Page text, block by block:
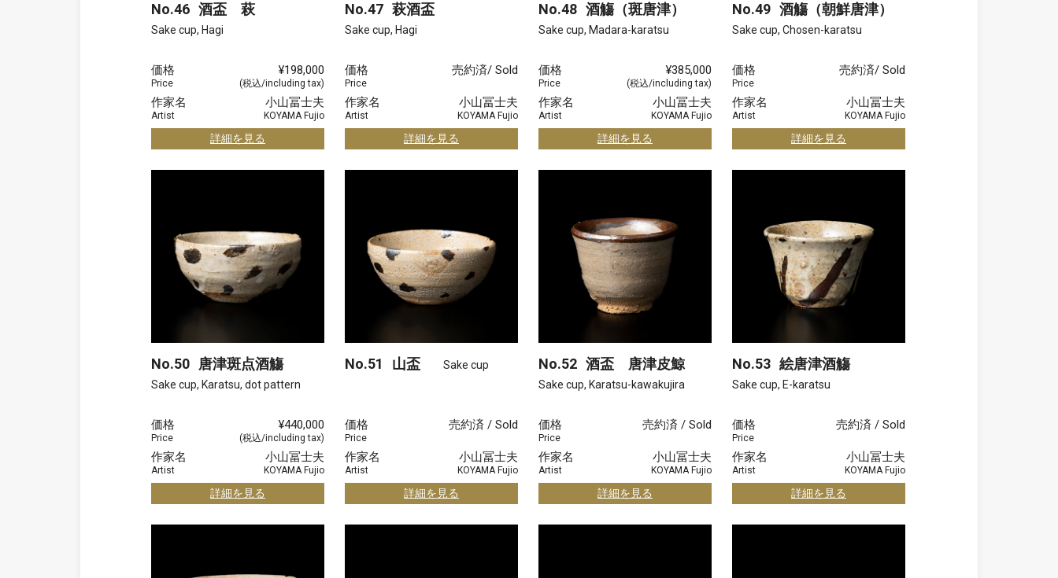
No.46 酒盃 萩
Sake cup, Hagi
価格
Price
¥198,000
(税込/including tax)
作家名
Artist
小山冨士夫
KOYAMA Fujio
詳細を見る
No.47 萩酒盃
Sake cup, Hagi
価格
Price
売約済/ Sold
作家名
Artist
小山冨士夫
KOYAMA Fujio
詳細を見る
No.48 酒觴（斑唐津）
Sake cup, Madara-karatsu
価格
Price
¥385,000
(税込/including tax)
作家名
Artist
小山冨士夫
KOYAMA Fujio
詳細を見る
No.49 酒觴（朝鮮唐津）
Sake cup, Chosen-karatsu
価格
Price
売約済/ Sold
作家名
Artist
小山冨士夫
KOYAMA Fujio
詳細を見る
No.50 唐津斑点酒觴
Sake cup, Karatsu, dot pattern
価格
Price
¥440,000
(税込/including tax)
作家名
Artist
小山冨士夫
KOYAMA Fujio
詳細を見る
No.51 山盃 Sake cup
価格
Price
売約済 / Sold
作家名
Artist
小山冨士夫
KOYAMA Fujio
詳細を見る
No.52 酒盃 唐津皮鯨
Sake cup, Karatsu-kawakujira
価格
Price
売約済 / Sold
作家名
Artist
小山冨士夫
KOYAMA Fujio
詳細を見る
No.53 絵唐津酒觴
Sake cup, E-karatsu
価格
Price
売約済 / Sold
作家名
Artist
小山冨士夫
KOYAMA Fujio
詳細を見る